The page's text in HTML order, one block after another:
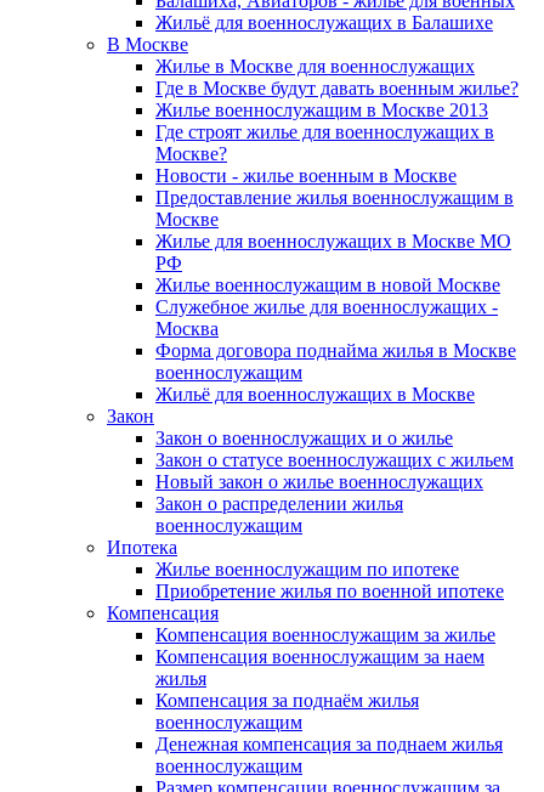
Жильё для военнослужащих в Балашихе
В Москве
Жилье в Москве для военнослужащих
Где в Москве будут давать военным жилье?
Жилье военнослужащим в Москве 2013
Где строят жилье для военнослужащих в
Москве?
Новости - жилье военным в Москве
Предоставление жилья военнослужащим в
Москве
Жилье для военнослужащих в Москве МО
РФ
Жилье военнослужащим в новой Москве
Служебное жилье для военнослужащих -
Москва
Форма договора поднайма жилья в Москве
военнослужащим
Жильё для военнослужащих в Москве
Закон
Закон о военнослужащих и о жилье
Закон о статусе военнослужащих с жильем
Новый закон о жилье военнослужащих
Закон о распределении жилья
военнослужащим
Ипотека
Жилье военнослужащим по ипотеке
Приобретение жилья по военной ипотеке
Компенсация
Компенсация военнослужащим за жилье
Компенсация военнослужащим за наем
жилья
Компенсация за поднаём жилья
военнослужащим
Денежная компенсация за поднаем жилья
военнослужащим
Размер компенсации военнослужащим за